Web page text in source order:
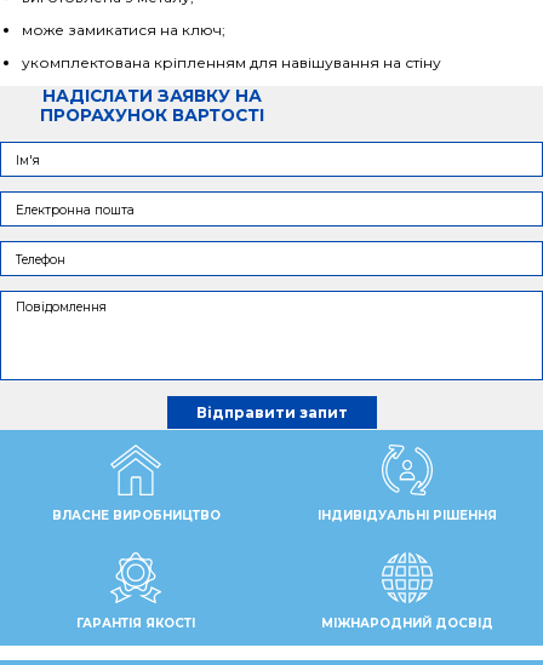
може замикатися на ключ;
укомплектована кріпленням для навішування на стіну
НАДІСЛАТИ ЗАЯВКУ НА
ПРОРАХУНОК ВАРТОСТІ
ВЛАСНЕ ВИРОБНИЦТВО ІНДИВІДУАЛЬНІ РІШЕННЯ
ГАРАНТІЯ ЯКОСТІ МІЖНАРОДНИЙ ДОСВІД